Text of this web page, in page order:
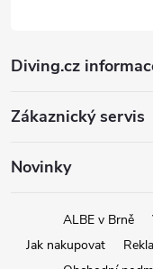
Diving.cz
Zákaznický servis
Novinky
ALBE v Brně
Jak nakupovat